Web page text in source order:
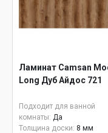
Ламинат Camsan
Long Дуб Айдос 721
Подходит для ванной
комнаты: Да
Толщина доски: 8 мм